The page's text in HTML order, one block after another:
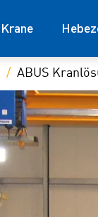
Krane
ABUS